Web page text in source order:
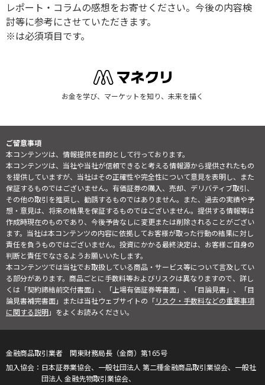
レポート・コラムの感想をお寄せください。今後の内容検
討等に参考にさせていただきます。
※は必須項目です。
お金を学び、マーケットを知り、未来を描く
ご留意事項
本コンテンツは、情報提供を目的として行っております。
本コンテンツは、当社や当社が信頼できると考える情報源から提供されたもの
を提供していますが、当社はその正確性や完全性について意見を表明し、また
保証するものではございません。有価証券の購入、売却、デリバティブ取引、
その他の取引を推奨し、勧誘するものではありません。また、過去の実績や予
想・意見は、将来の結果を保証するものではございません。提供する情報等は
作成時現在のものであり、今後予告なしに変更または削除されることがござい
ます。当社は本コンテンツの内容に依拠してお客様が取った行動の結果に対し
責任を負うものではございません。投資にかかる最終決定は、お客様ご自身の
判断と責任でなさるようお願いいたします。
本コンテンツでは当社でお取扱している商品・サービス等について言及してい
る部分があります。商品ごとに手数料等およびリスクは異なりますので、詳し
くは「契約締結前交付書面」、「上場有価証券等書面」、「目論見書」、「目
論見書補完書面」または当社ウェブサイトの「リスク・手数料などの重要事項
に関する説明」をよくお読みください。
金融商品取引業者 関東財務局長（金商）第165号
日本証券業協会、一般社団法人 第二種金融商品取引業協会、一般社
団法人 金融先物取引業協会、